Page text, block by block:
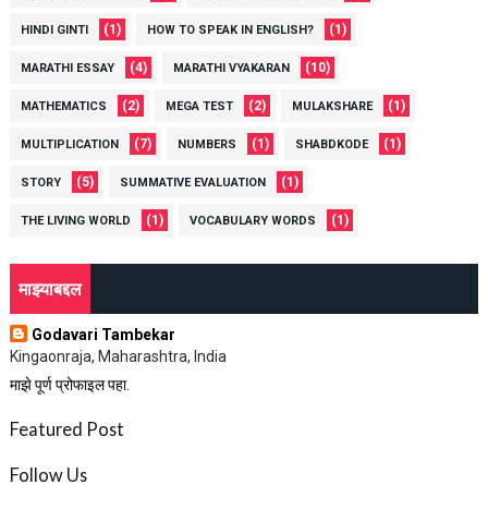
HINDI GINTI (1) HOW TO SPEAK IN ENGLISH? (1)
MARATHI ESSAY (4) MARATHI VYAKARAN (10)
MATHEMATICS (2) MEGA TEST (2) MULAKSHARE (1)
MULTIPLICATION (7) NUMBERS (1) SHABDKODE (1)
STORY (5) SUMMATIVE EVALUATION (1)
THE LIVING WORLD (1) VOCABULARY WORDS (1)
माझ्याबद्दल
Godavari Tambekar
Kingaonraja, Maharashtra, India
माझे पूर्ण प्रोफाइल पहा.
Featured Post
Follow Us